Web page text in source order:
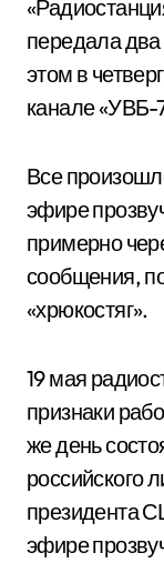
передала
этом в
канале «УВБ-
Все
эфире
примерно
сообщения,
«хрюкостяг».
19 мая
признаки
же день
российского
президента
эфире